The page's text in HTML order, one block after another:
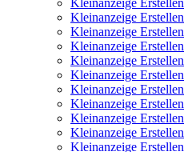
Kleinanzeige Erstellen
Kleinanzeige Erstellen
Kleinanzeige Erstellen
Kleinanzeige Erstellen
Kleinanzeige Erstellen
Kleinanzeige Erstellen
Kleinanzeige Erstellen
Kleinanzeige Erstellen
Kleinanzeige Erstellen
Kleinanzeige Erstellen